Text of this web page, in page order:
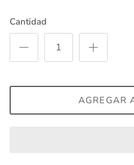
Cantidad
AGREGAR